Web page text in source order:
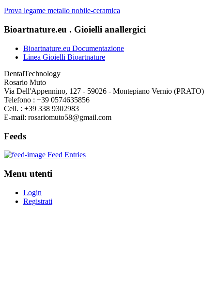
Prova legame metallo nobile-ceramica
Bioartnature.eu . Gioielli anallergici
Bioartnature.eu Documentazione
Linea Gioielli Bioartnature
DentalTechnology
Rosario Muto
Via Dell'Appennino, 127 - 59026 - Montepiano Vernio (PRATO)
Telefono : +39 0574635856
Cell. : +39 338 9302983
E-mail: rosariomuto58@gmail.com
Feeds
Feed Entries
Menu utenti
Login
Registrati